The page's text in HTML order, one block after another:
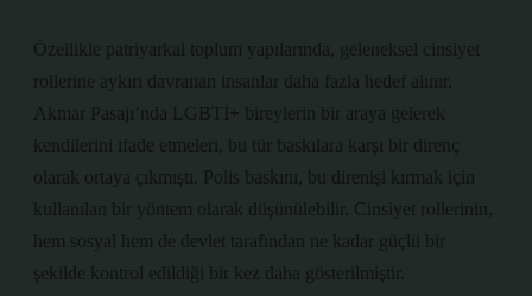
Özellikle patriyarkal toplum yapılarında, geleneksel cinsiyet
rollerine aykırı davranan insanlar daha fazla hedef alınır.
Akmar Pasajı’nda LGBTİ+ bireylerin bir araya gelerek
kendilerini ifade etmeleri, bu tür baskılara karşı bir direnç
olarak ortaya çıkmıştı. Polis baskını, bu direnişi kırmak için
kullanılan bir yöntem olarak düşünülebilir. Cinsiyet rollerinin,
hem sosyal hem de devlet tarafından ne kadar güçlü bir
şekilde kontrol edildiği bir kez daha gösterilmiştir.